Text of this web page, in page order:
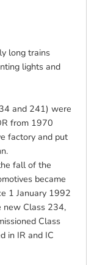
long trains
lights and
and 241) were
from 1970
factory and put
fall of the
became
1 January 1992
new Class 234,
Class
in IR and IC